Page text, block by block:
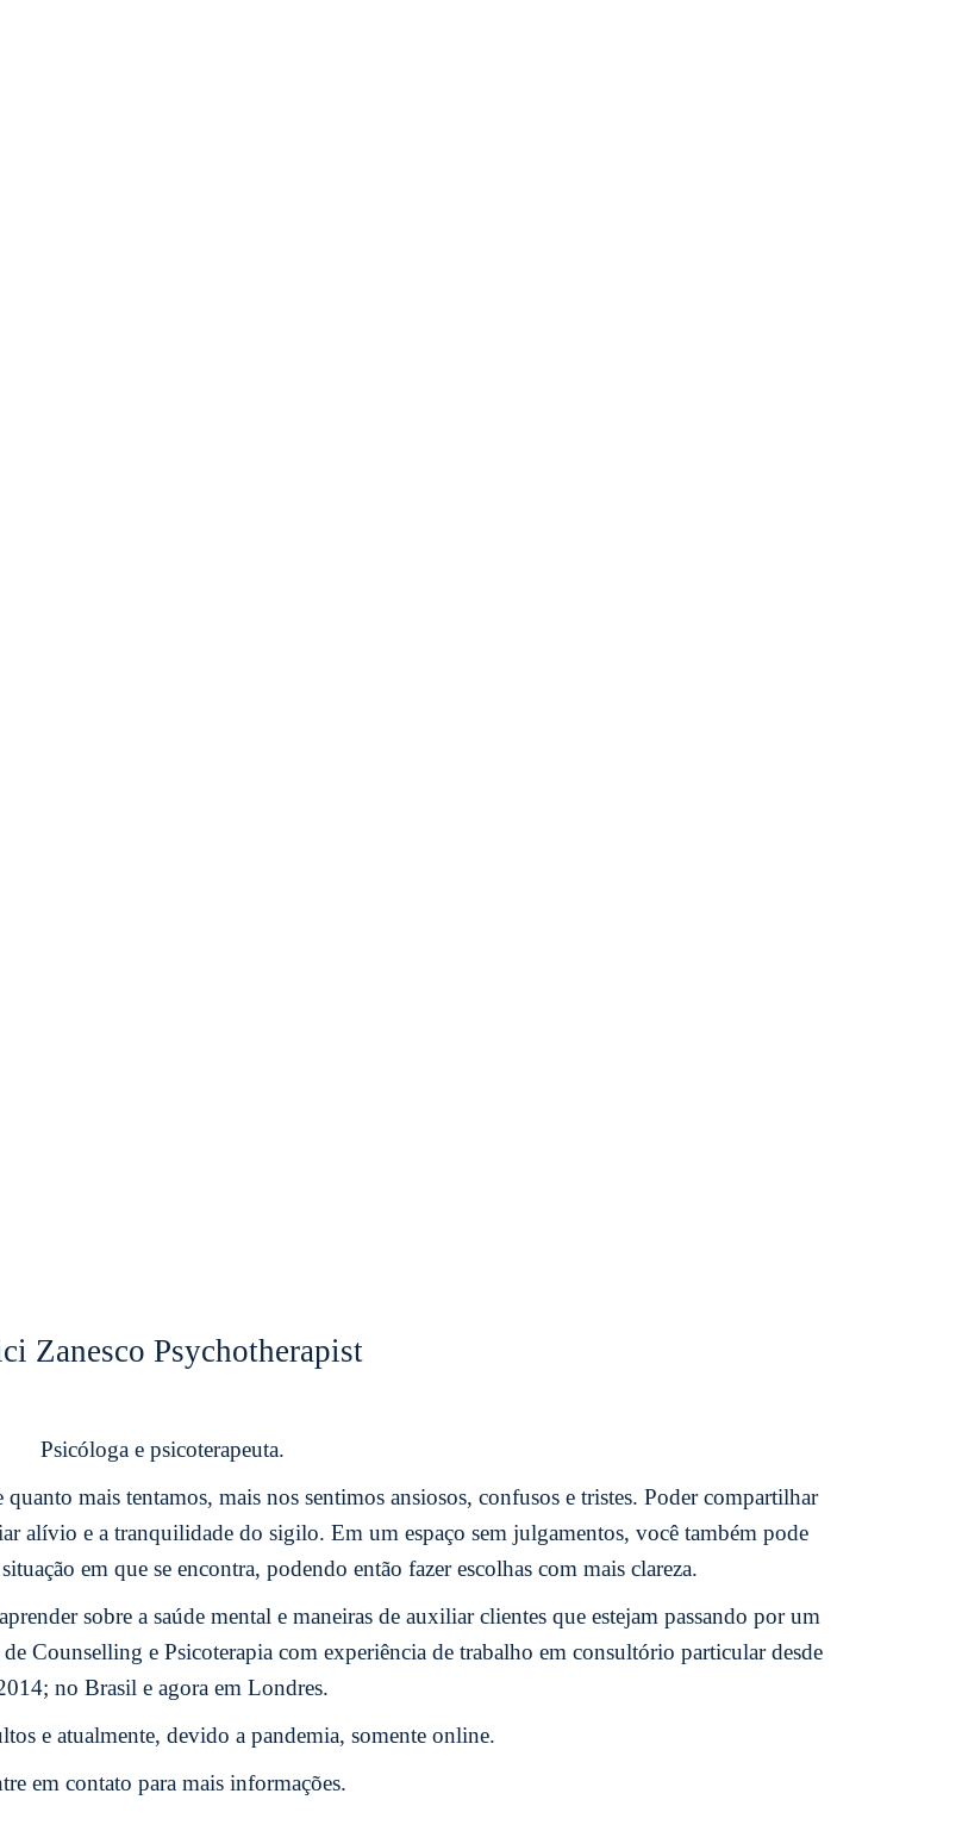
Zanesco Psychotherapist
Psicóloga e psicoterapeuta.
mais tentamos, mais nos sentimos ansiosos, confusos e tristes. Poder compartilhar
alívio e a tranquilidade do sigilo. Em um espaço sem julgamentos, você também pode
em que se encontra, podendo então fazer escolhas com mais clareza.
sobre a saúde mental e maneiras de auxiliar clientes que estejam passando por um
Counselling e Psicoterapia com experiência de trabalho em consultório particular desde
no Brasil e agora em Londres.
e atualmente, devido a pandemia, somente online.
em contato para mais informações.